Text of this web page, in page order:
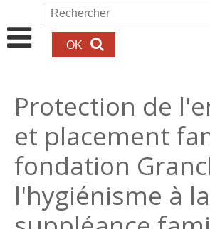
Aller au contenu principal
Formulaire de
Rechercher
Protection de
et placement
fondation
l'hygiénisme à la